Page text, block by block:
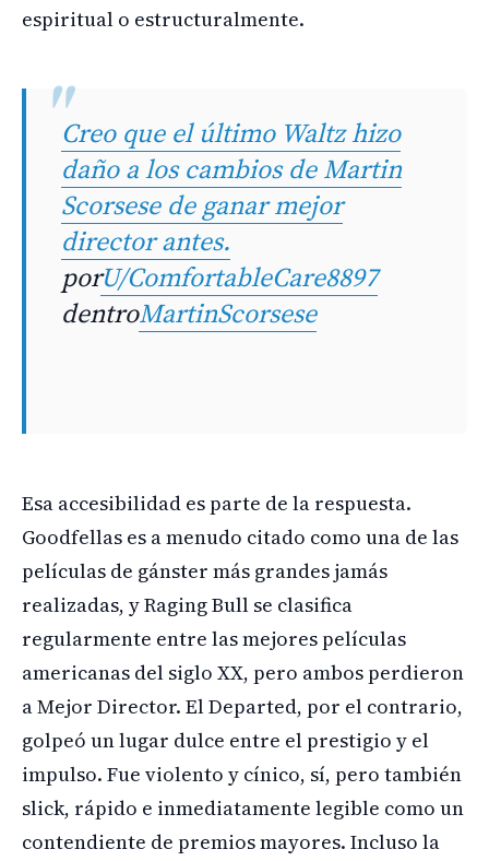
espiritual o estructuralmente.
Creo que el último Waltz hizo
daño a los cambios de Martin
Scorsese de ganar mejor
director antes.
porU/ComfortableCare8897
dentroMartinScorsese
Esa accesibilidad es parte de la respuesta.
Goodfellas es a menudo citado como una de las
películas de gánster más grandes jamás
realizadas, y Raging Bull se clasifica
regularmente entre las mejores películas
americanas del siglo XX, pero ambos perdieron
a Mejor Director. El Departed, por el contrario,
golpeó un lugar dulce entre el prestigio y el
impulso. Fue violento y cínico, sí, pero también
slick, rápido e inmediatamente legible como un
contendiente de premios mayores. Incluso la